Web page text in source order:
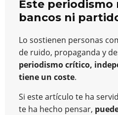
Este periodismo
bancos ni
Lo sostienen personas
de ruido, propaganda y
periodismo crítico,
tiene un coste.
Si este artículo te ha
te ha hecho pensar,